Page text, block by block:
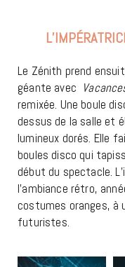
Le Zénith prend
géante avec
remixée. Une boule
dessus de la salle et
lumineux dorés. Elle
boules disco qui
début du spectacle.
l’ambiance rétro,
costumes oranges, à
futuristes.